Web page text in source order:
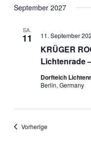
wählen.
September 2027
SA.
11
KRÜGER
Lichtenrade
11. September
Dorfteich
Berlin, Germany
VorherigeVeranstaltungen